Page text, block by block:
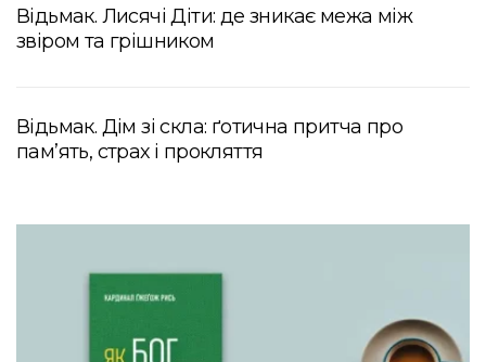
Відьмак. Лисячі Діти: де зникає межа між
звіром та грішником
Відьмак. Дім зі скла: ґотична притча про
пам’ять, страх і прокляття